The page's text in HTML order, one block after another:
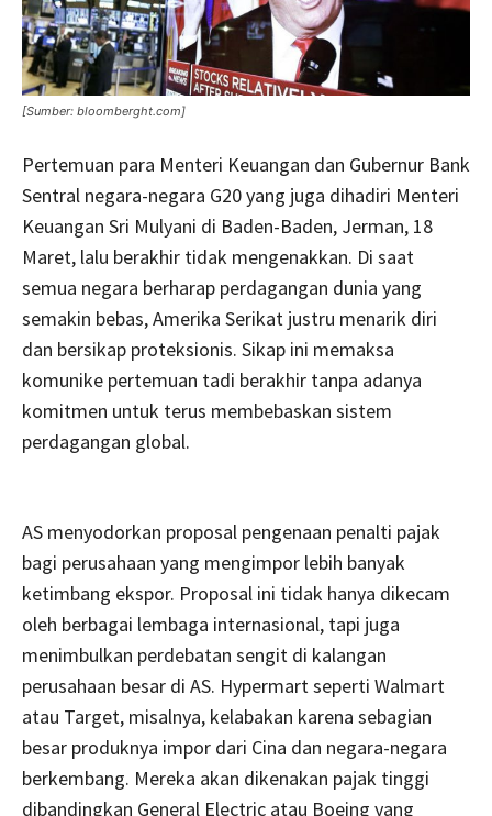
[Sumber: bloomberght.com]
Pertemuan para Menteri Keuangan dan Gubernur Bank
Sentral negara-negara G20 yang juga dihadiri Menteri
Keuangan Sri Mulyani di Baden-Baden, Jerman, 18
Maret, lalu berakhir tidak mengenakkan. Di saat
semua negara berharap perdagangan dunia yang
semakin bebas, Amerika Serikat justru menarik diri
dan bersikap proteksionis. Sikap ini memaksa
komunike pertemuan tadi berakhir tanpa adanya
komitmen untuk terus membebaskan sistem
perdagangan global.
AS menyodorkan proposal pengenaan penalti pajak
bagi perusahaan yang mengimpor lebih banyak
ketimbang ekspor. Proposal ini tidak hanya dikecam
oleh berbagai lembaga internasional, tapi juga
menimbulkan perdebatan sengit di kalangan
perusahaan besar di AS. Hypermart seperti Walmart
atau Target, misalnya, kelabakan karena sebagian
besar produknya impor dari Cina dan negara-negara
berkembang. Mereka akan dikenakan pajak tinggi
dibandingkan General Electric atau Boeing yang